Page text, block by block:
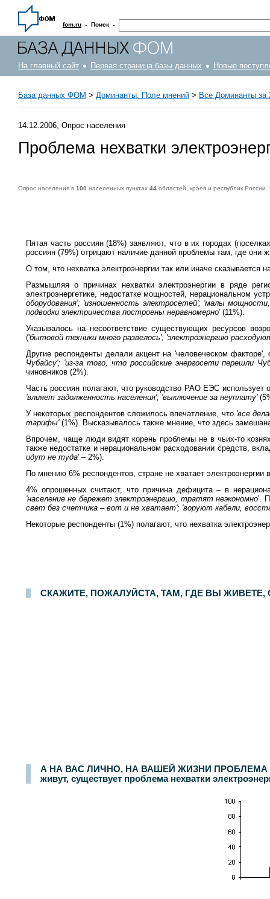
fom.ru · Поиск ·
На главный сайт Первая страница базы данных Новые
База данных ФОМ > Доминанты. Поле мнений > Все Доминанты за
14.12.2006, Опрос населения
Проблема нехватки
Опрос населения в 100 населенных пунктах 44 областей, краев и республик
Пятая часть россиян (18%) заявляют, что в их городах
россиян (79%) отрицают наличие данной проблемы там, где они
О том, что нехватка электроэнергии так или иначе
Размышляя о причинах нехватки электроэнергии в ряде
электроэнергетике, недостатке мощностей, нерациональном
оборудования'; 'изношенность электросетей'; 'малы
подводки электричества построены неравномерно' (11%).
Указывалось на несоответствие существующих ресурсов
('бытовой техники много развелось'; 'электроэнергию
Другие респонденты делали акцент на 'человеческом
Чубайсу'; 'из-за того, что российские энергосети перешли
чиновников (2%).
Часть россиян полагают, что руководство РАО ЕЭС использует
'влияет задолженность населения'; 'выключение за неуплату'
У некоторых респондентов сложилось впечатление, что 'все
тарифы' (1%). Высказывалось также мнение, что здесь
Впрочем, чаще люди видят корень проблемы не в чьих-то
также недостатке и нерациональном расходовании средств,
идут не туда' – 2%).
По мнению 6% респондентов, стране не хватает электроэнергии
4% опрошенных считают, что причина дефицита – в
'население не бережет электроэнергию, тратят неэкономно'.
свет без счетчика – вот и не хватает'; 'воруют кабели,
Некоторые респонденты (1%) полагают, что нехватка
СКАЖИТЕ, ПОЖАЛУЙСТА, ТАМ, ГДЕ ВЫ ЖИВЕТЕ,
А НА ВАС ЛИЧНО, НА ВАШЕЙ ЖИЗНИ ПРОБЛЕМА
живут, существует проблема нехватки